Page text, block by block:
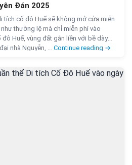
Đán 2025
tích cố đô Huế sẽ không mở cửa miễn
thường lệ mà chỉ miễn phí vào
Huế, vùng đất gắn liền với bề dày
nhà Nguyễn, … Continue reading Cố Đô
→